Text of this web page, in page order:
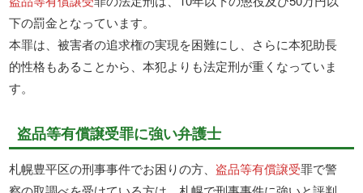
下の罰金となっています。
本罪は、被害者の追求権の実現を困難にし、さらに本犯助長
的性格もあることから、本犯よりも法定刑が重くなっていま
す。
盗品等有償譲受罪に強い弁護士
札幌豊平区の刑事事件でお困りの方、 盗品等有償譲受罪で警